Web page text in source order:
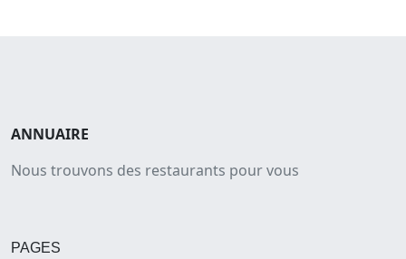
ANNUAIRE
Nous trouvons des restaurants pour vous
PAGES